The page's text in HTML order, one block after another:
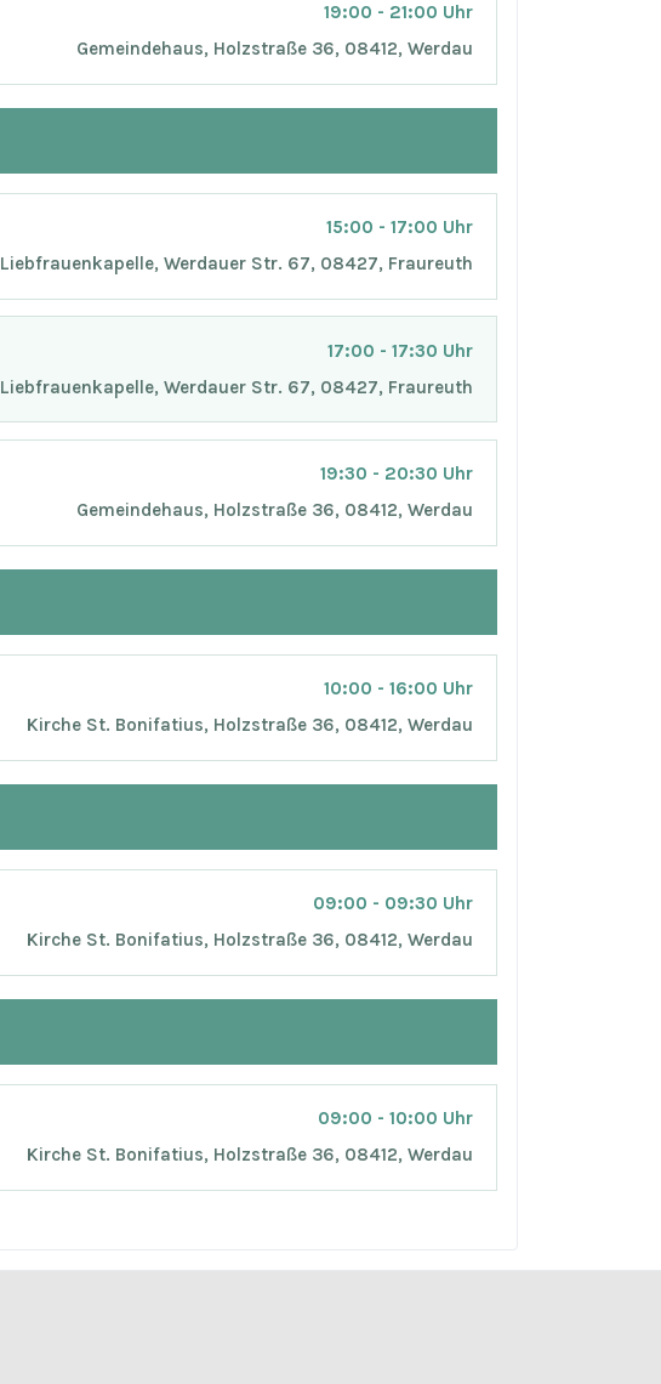
19:00 - 21:00 Uhr
Gemeindehaus, Holzstraße 36, 08412, Werdau
15:00 - 17:00 Uhr
Liebfrauenkapelle, Werdauer Str. 67, 08427, Fraureuth
17:00 - 17:30 Uhr
Liebfrauenkapelle, Werdauer Str. 67, 08427, Fraureuth
19:30 - 20:30 Uhr
Gemeindehaus, Holzstraße 36, 08412, Werdau
10:00 - 16:00 Uhr
Kirche St. Bonifatius, Holzstraße 36, 08412, Werdau
09:00 - 09:30 Uhr
Kirche St. Bonifatius, Holzstraße 36, 08412, Werdau
09:00 - 10:00 Uhr
Kirche St. Bonifatius, Holzstraße 36, 08412, Werdau